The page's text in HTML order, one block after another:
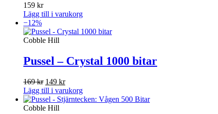
159 kr
Lägg till i varukorg
−12%
Cobble Hill
Pussel – Crystal 1000 bitar
169kr Det
ursprungliga
priset
var:
149 krDet
nuvarande
priset
Lägg till i varukorg
Cobble Hill